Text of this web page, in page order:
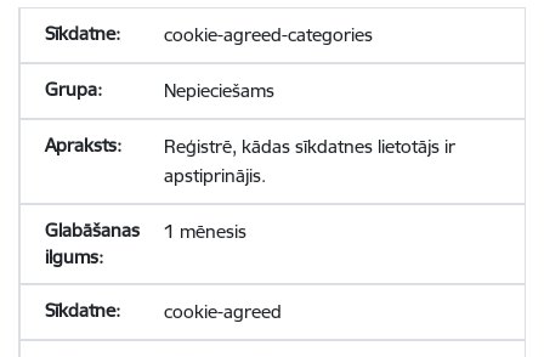
cookie-agreed-categories
Nepieciešams
Reģistrē, kādas sīkdatnes lietotājs ir
apstiprinājis.
1 mēnesis
cookie-agreed